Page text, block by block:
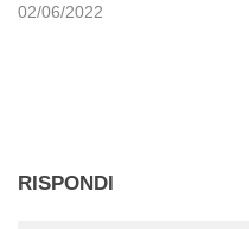
02/06/2022
RISPONDI